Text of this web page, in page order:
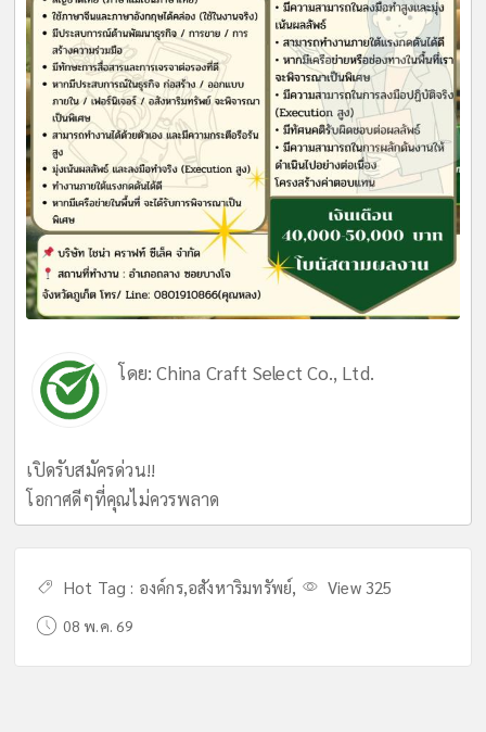
โดย:China Craft Select Co., Ltd.
เปิดรับสมัครด่วน!!
โอกาศดีๆที่คุณไม่ควรพลาด
Hot Tag : องค์กร,อสังหาริมทรัพย์, View 325
08 พ.ค. 69